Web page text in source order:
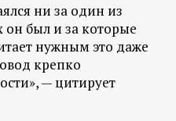
ни за один из
он был и за которые
нужным это даже
крепко
— цитирует